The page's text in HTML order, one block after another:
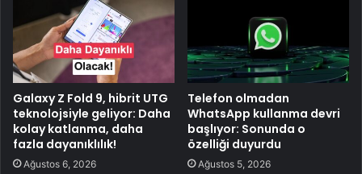
Galaxy Z Fold 9, hibrit UTG
teknolojsiyle geliyor: Daha
kolay katlanma, daha
fazla dayanıklılık!
Ağustos 6, 2026
Telefon olmadan
WhatsApp kullanma devri
başlıyor: Sonunda o
özelliği duyurdu
Ağustos 5, 2026